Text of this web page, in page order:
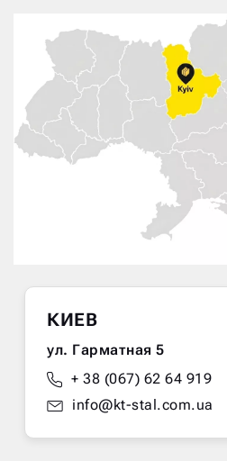
КИЕВ
ул. Гарматная 5
+ 38 (067) 62 64 919
info@kt-stal.com.ua